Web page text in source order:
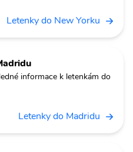
Letenky do New Yorku
informace k letenkám do
Letenky do Madridu